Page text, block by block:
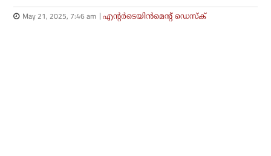
May 21, 2025, 7:46 am എന്റര്‍ടെയിന്‍മെന്റ് ഡെസ്‌ക്